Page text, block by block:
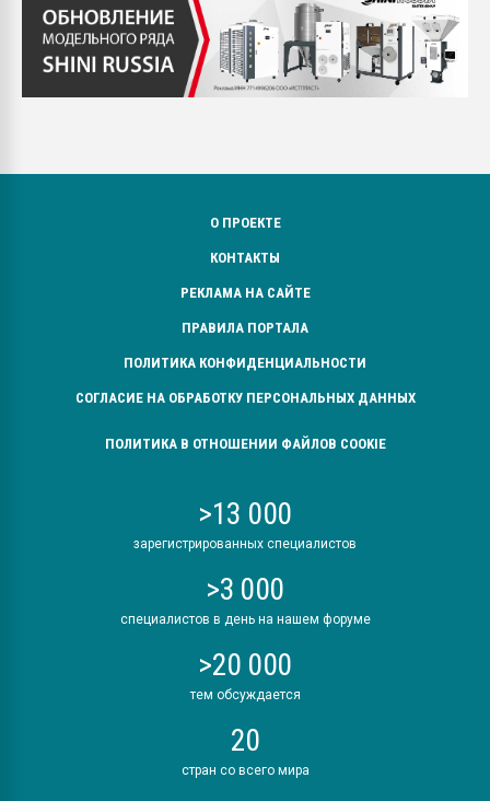
О ПРОЕКТЕ
КОНТАКТЫ
РЕКЛАМА НА САЙТЕ
ПРАВИЛА ПОРТАЛА
ПОЛИТИКА КОНФИДЕНЦИАЛЬНОСТИ
СОГЛАСИЕ НА ОБРАБОТКУ ПЕРСОНАЛЬНЫХ ДАННЫХ
ПОЛИТИКА В ОТНОШЕНИИ ФАЙЛОВ COOKIE
>13 000
зарегистрированных специалистов
>3 000
специалистов в день на нашем форуме
>20 000
тем обсуждается
20
стран со всего мира